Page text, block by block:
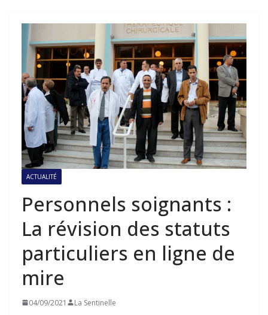
ACTUALITÉ
Personnels soignants :
La révision des statuts
particuliers en ligne de
mire
04/09/2021 La Sentinelle